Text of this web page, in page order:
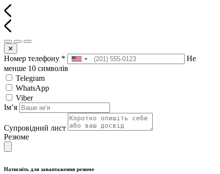
✕
Номер телефону *
Не
менше 10 символів
Telegram
WhatsApp
Viber
Імʼя
Супровідний лист
Резюме
Натисніть для завантаження резюме